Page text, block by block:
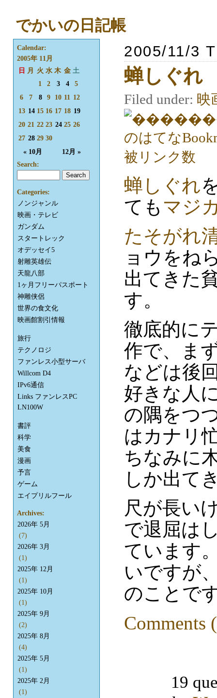
でかいの日記帳
2005/11/3
蝉しぐれ
Filed under: 映
蝉しぐれ
ても マジ
たそがれ
ョウをね
出てきた
す。
徹底的に
作で、ま
などは後
好きな人
の隅をつ
はカナリ
ちなみに
しか出て
尺が長い
で退屈は
ています
いですが
のことで
Comments
Calendar:
2005年 11月
日
月 火 水 木 金 土
« 10月 12月 »
1 2 3 4
5
6
7 8 9 10 11
12
13 14 15 16 17 18 19
20 21 22 23 24 25 26
27 28 29 30
Search:
Categories:
ノンジャンル
映画・テレビ
ガンダム
スタートレック
オデッセイ5
射雕英雄伝
天龍八部
1ヶ月フリーパスポート
神雕侠侶
世界の食文化
映画館割引情報
旅行
テクノロジ
ファンレス小型サーバ
Willcom D4
IPv6通信
Links ファンレスPC
LN100W
書評
科学
美食
漫画
予言
ゲーム
エイプリルフール
Archives:
2026年 5月
(7)
2026年 3月
(1)
2025年 12月
(1)
2025年 10月
(1)
2025年 9月
(2)
2025年 8月
(4)
2025年 5月
(1)
2025年 2月
(1)
19